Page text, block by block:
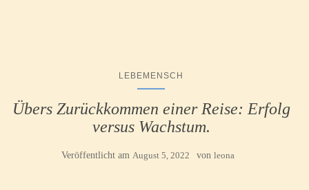
LEBEMENSCH
Übers Zurückkommen einer Reise: Erfolg
versus Wachstum.
Veröffentlicht am August 5, 2022 von leona